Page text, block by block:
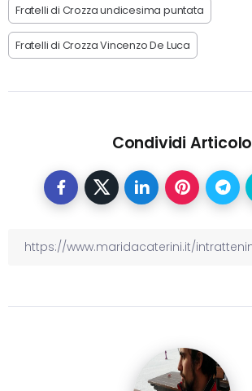
Fratelli di Crozza undicesima puntata
Fratelli di Crozza Vincenzo De Luca
Condividi Articolo